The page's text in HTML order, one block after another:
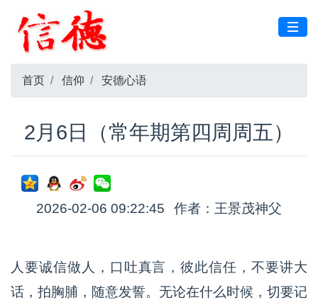
首页 信仰 安德心语
2月6日（常年期第四周周五）
2026-02-06 09:22:45 作者：王景茂神父
人要诚信做人，口吐真言，彼此信任，不要讲大
话，拍胸脯，随意发誓。无论在什么时候，切要记